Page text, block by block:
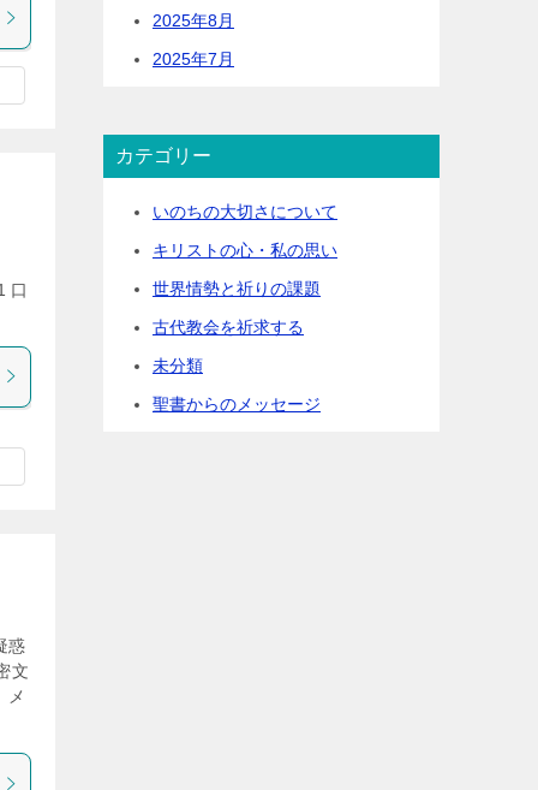
口
惑
文
メ
2025年8月
2025年7月
カテゴリー
いのちの大切さについて
キリストの心・私の思い
世界情勢と祈りの課題
古代教会を祈求する
未分類
聖書からのメッセージ